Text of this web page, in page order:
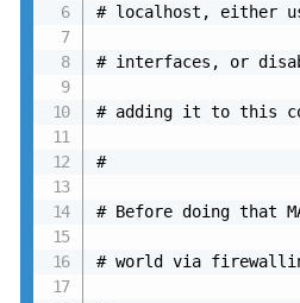
# localhost, either
# interfaces, or
# adding it to this
#
# Before doing that
# world via